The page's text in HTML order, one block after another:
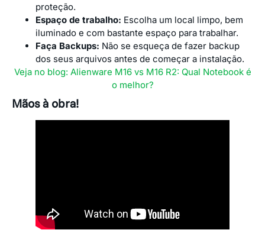
proteção.
Espaço de trabalho: Escolha um local limpo, bem
iluminado e com bastante espaço para trabalhar.
Faça Backups: Não se esqueça de fazer backup
dos seus arquivos antes de começar a instalação.
Veja no blog: Alienware M16 vs M16 R2: Qual Notebook é
o melhor?
Mãos à obra!